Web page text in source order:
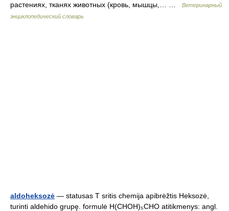
растениях, тканях животных (кровь, мышцы,… …
Ветеринарный
энциклопедический словарь
aldoheksozė — statusas T sritis chemija apibrėžtis Heksozė,
turinti aldehido grupę. formulė H(CHOH)₅CHO atitikmenys: angl.